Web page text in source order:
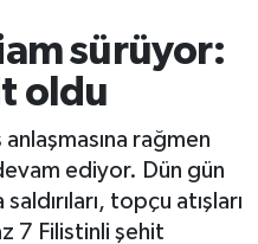
sürüyor:
oldu
rağmen
ediyor. Dün gün
topçu atışları
7 Filistinli şehit
ve Fikstür